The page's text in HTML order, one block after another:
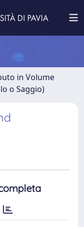
in Volume
o Saggio)